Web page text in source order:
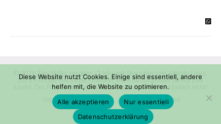
© 2026 Tine Möller inmotion - *Links mit Sternchen sind Affiliate Links,
d.h. ich erhalte eine kleine Provision, wenn du etwas über diesen Link
kaufst. Der Preis ändert sich dadurch für dich selbstverständlich nicht!
Impressum Datenschutz Accessibility statement
Diese Website nutzt Cookies. Einige sind essentiell, andere
helfen mit, die Website zu optimieren.
Alle akzeptieren
Nur essentiell
Datenschutzerklärung